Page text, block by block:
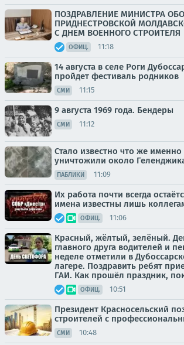
ПОЗДРАВЛЕНИЕ МИНИСТРА
ПРИДНЕСТРОВСКОЙ
С ДНЕМ ВОЕННОГО СТРОИТЕЛЯ
ОФИЦ. 11:18
14 августа в селе Роги
пройдет фестиваль родников
СМИ 11:15
9 августа 1969 года. Бендеры
СМИ 11:12
Стало известно что же
уничтожили около
ПАБЛИКИ 11:09
Их работа почти всегда
имена известны лишь
ОФИЦ. 11:06
Красный, жёлтый, зелёный.
главного друга водителей и
неделе отметили в
лагере. Поздравить ребят
ГАИ. Как прошёл праздник,
ОФИЦ. 10:51
Президент Красносельский
строителей с
СМИ 10:48